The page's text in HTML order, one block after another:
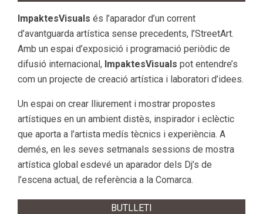
ImpaktesVisuals és l’aparador d’un corrent
d’avantguarda artística sense precedents, l’StreetArt.
Amb un espai d’exposició i programació periòdic de
difusió internacional, ImpaktesVisuals pot entendre’s
com un projecte de creació artística i laboratori d’idees.
Un espai on crear lliurement i mostrar propostes
artístiques en un ambient distès, inspirador i eclèctic
que aporta a l’artista medís tècnics i experiència. A
demés, en les seves setmanals sessions de mostra
artística global esdevé un aparador dels Dj’s de
l’escena actual, de referència a la Comarca.
BUTLLETI